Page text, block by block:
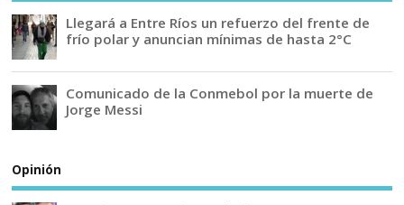
Llegará a Entre Ríos un refuerzo del frente de
frío polar y anuncian mínimas de hasta 2°C
Comunicado de la Conmebol por la muerte de
Jorge Messi
Opinión